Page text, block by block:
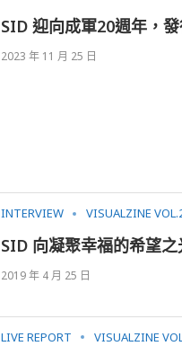
SID 迎向成軍20週年，
2023 年 11 月 25 日
INTERVIEW VISUALZINE
SID 向凝聚幸福的希望
2019 年 4 月 25 日
LIVE REPORT VISUALZINE